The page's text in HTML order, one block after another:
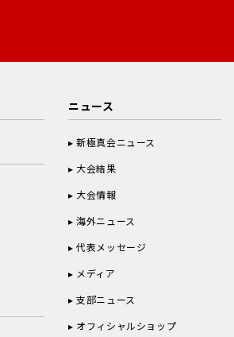
ニュース
新極真会ニュース
大会結果
大会情報
海外ニュース
代表メッセージ
メディア
支部ニュース
オフィシャルショップ